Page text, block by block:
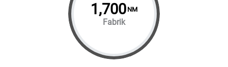
1,700 NM
Fabrik